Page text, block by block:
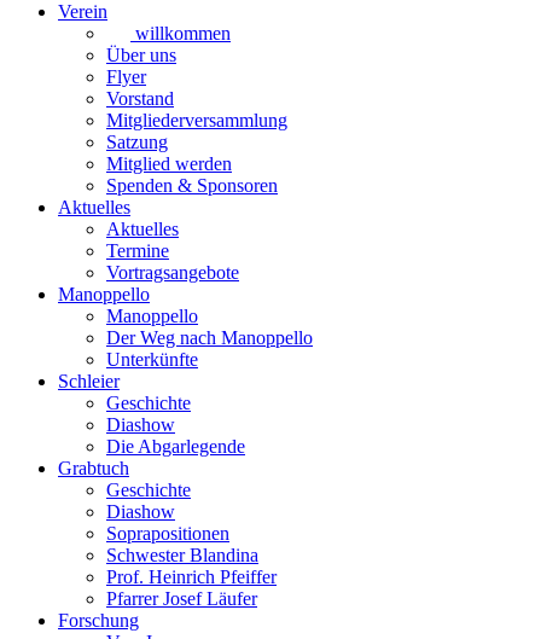
Verein
willkommen
Über uns
Flyer
Vorstand
Mitgliederversammlung
Satzung
Mitglied werden
Spenden & Sponsoren
Aktuelles
Aktuelles
Termine
Vortragsangebote
Manoppello
Manoppello
Der Weg nach Manoppello
Unterkünfte
Schleier
Geschichte
Diashow
Die Abgarlegende
Grabtuch
Geschichte
Diashow
Soprapositionen
Schwester Blandina
Prof. Heinrich Pfeiffer
Pfarrer Josef Läufer
Forschung